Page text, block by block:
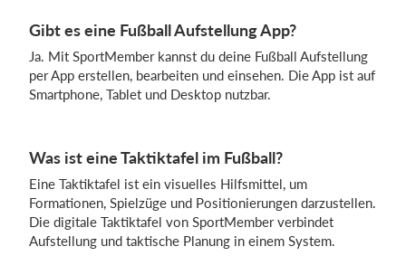
Gibt es eine Fußball Aufstellung App?
Ja. Mit SportMember kannst du deine Fußball Aufstellung
per App erstellen, bearbeiten und einsehen. Die App ist auf
Smartphone, Tablet und Desktop nutzbar.
Was ist eine Taktiktafel im Fußball?
Eine Taktiktafel ist ein visuelles Hilfsmittel, um
Formationen, Spielzüge und Positionierungen darzustellen.
Die digitale Taktiktafel von SportMember verbindet
Aufstellung und taktische Planung in einem System.